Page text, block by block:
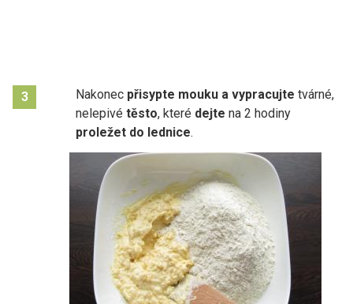
3 Nakonec přisypte mouku a vypracujte tvárné,
nelepivé těsto, které dejte na 2 hodiny
proležet do lednice.